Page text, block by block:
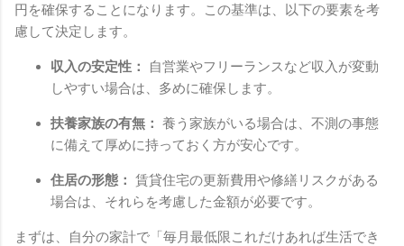
円を確保することになります。この基準は、以下の要素を考
慮して決定します。
収入の安定性：
自営業やフリーランスなど収入が変動
しやすい場合は、多めに確保します。
扶養家族の有無： 養う家族がいる場合は、不測の事態
に備えて厚めに持っておく方が安心です。
住居の形態： 賃貸住宅の更新費用や修繕リスクがある
場合は、それらを考慮した金額が必要です。
まずは、自分の家計で「毎月最低限これだけあれば生活でき